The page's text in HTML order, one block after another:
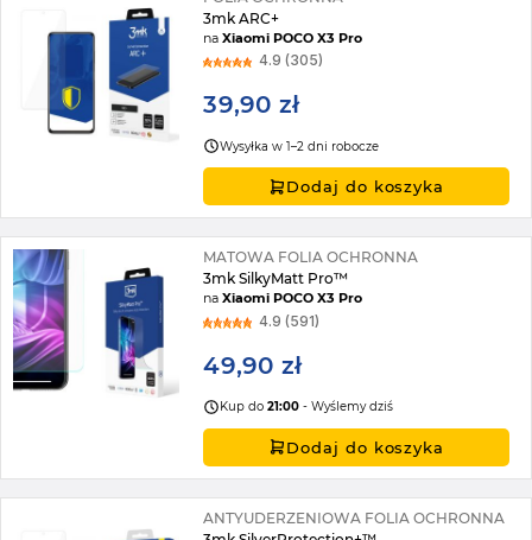
3mk ARC+
naXiaomi POCO X3 Pro
4.9 (305)
39,90 zł
Wysyłka w 1–2 dni robocze
Dodaj do koszyka
MATOWA FOLIA OCHRONNA
3mk SilkyMatt Pro™
naXiaomi POCO X3 Pro
4.9 (591)
49,90 zł
Kup do21:00 - Wyślemy dziś
Dodaj do koszyka
ANTYUDERZENIOWA FOLIA OCHRONNA